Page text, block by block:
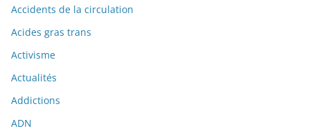
Accidents de la circulation
Acides gras trans
Activisme
Actualités
Addictions
ADN